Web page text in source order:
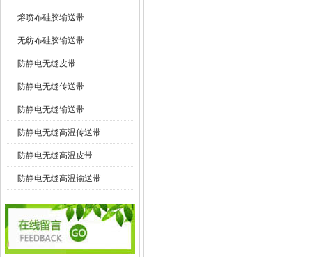
· 熔喷布硅胶输送带
· 无纺布硅胶输送带
· 防静电无缝皮带
· 防静电无缝传送带
· 防静电无缝输送带
· 防静电无缝高温传送带
· 防静电无缝高温皮带
· 防静电无缝高温输送带